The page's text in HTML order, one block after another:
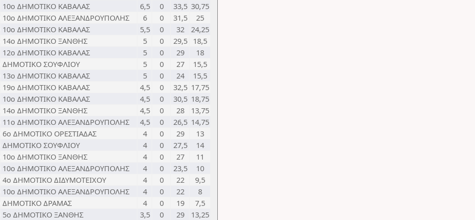
10ο ΔΗΜΟΤΙΚΟ ΚΑΒΑΛΑΣ 6,5 0 33,5 30,75
10ο ΔΗΜΟΤΙΚΟ ΑΛΕΞΑΝΔΡΟΥΠΟΛΗΣ 6 0 31,5
25
10ο ΔΗΜΟΤΙΚΟ ΚΑΒΑΛΑΣ 5,5 0 32
24,25
14ο ΔΗΜΟΤΙΚΟ ΞΑΝΘΗΣ 5 0 29,5
18,5
12ο ΔΗΜΟΤΙΚΟ ΚΑΒΑΛΑΣ 5 0 29
18
ΔΗΜΟΤΙΚΟ ΣΟΥΦΛΙΟΥ 5 0 27
15,5
13ο ΔΗΜΟΤΙΚΟ ΚΑΒΑΛΑΣ 5 0 24
15,5
19ο ΔΗΜΟΤΙΚΟ ΚΑΒΑΛΑΣ 4,5 0 32,5 17,75
10ο ΔΗΜΟΤΙΚΟ ΚΑΒΑΛΑΣ 4,5 0 30,5 18,75
14ο ΔΗΜΟΤΙΚΟ ΞΑΝΘΗΣ 4,5 0 28
13,75
11ο ΔΗΜΟΤΙΚΟ ΑΛΕΞΑΝΔΡΟΥΠΟΛΗΣ 4,5 0 26,5 14,75
6ο ΔΗΜΟΤΙΚΟ ΟΡΕΣΤΙΑΔΑΣ 4 0 29
13
ΔΗΜΟΤΙΚΟ ΣΟΥΦΛΙΟΥ 4 0 27,5
14
10ο ΔΗΜΟΤΙΚΟ ΞΑΝΘΗΣ 4 0 27
11
10ο ΔΗΜΟΤΙΚΟ ΑΛΕΞΑΝΔΡΟΥΠΟΛΗΣ 4 0 23,5
10
4ο ΔΗΜΟΤΙΚΟ ΔΙΔΥΜΟΤΕΙΧΟΥ 4 0 22
9,5
10ο ΔΗΜΟΤΙΚΟ ΑΛΕΞΑΝΔΡΟΥΠΟΛΗΣ 4 0 22
8
ΔΗΜΟΤΙΚΟ ΔΡΑΜΑΣ 4 0 19
7,5
5ο ΔΗΜΟΤΙΚΟ ΞΑΝΘΗΣ 3,5 0 29
13,25